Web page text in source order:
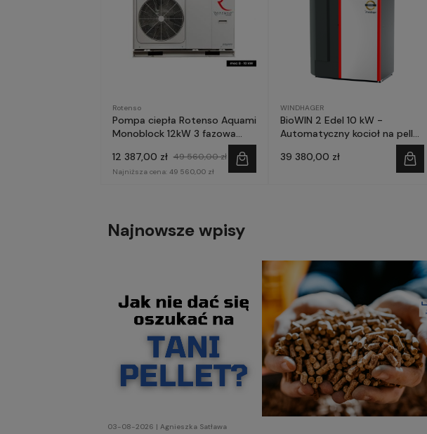
Rotenso
Pompa ciepła Rotenso Aquami
Monoblock 12kW 3 fazowa
12 387,00 zł 49 560,00 zł
Najniższa cena: 49 560,00 zł
WINDHAGER
BioWIN 2 Edel 10 kW -
Automatyczny kocioł na pellet
39 380,00 zł
Najnowsze wpisy
03-08-2026 | Agnieszka Satława